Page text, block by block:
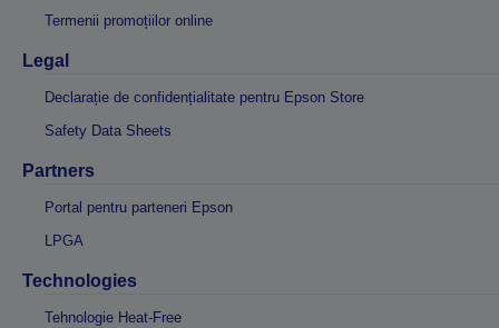
Termenii promoțiilor online
Legal
Declarație de confidențialitate pentru Epson Store
Safety Data Sheets
Partners
Portal pentru parteneri Epson
LPGA
Technologies
Tehnologie Heat-Free